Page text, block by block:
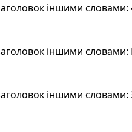
іншими словами:
іншими словами:
іншими словами: